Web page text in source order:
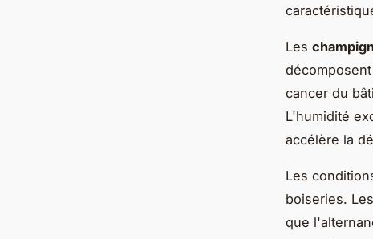
Les
cancer du
L'humidité
accélère la
Les
boiseries.
que